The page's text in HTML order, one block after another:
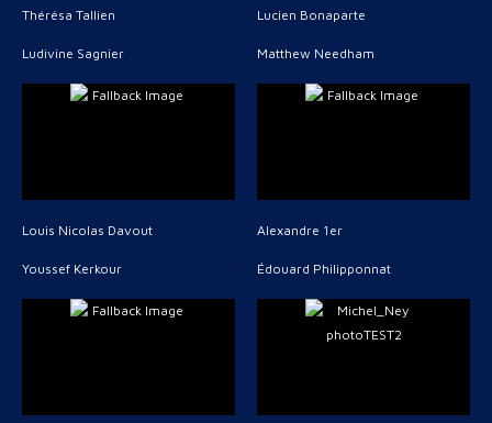
Thérésa Tallien
Ludivine Sagnier
Lucien Bonaparte
Matthew Needham
Louis Nicolas Davout
Youssef Kerkour
Alexandre 1er
Édouard Philipponnat